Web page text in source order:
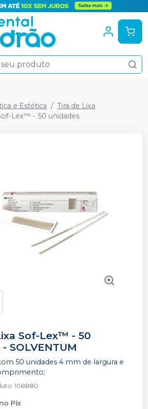
e Estética
Tira de Lixa
Lex™ - 50 unidades
Sof-Lex™ - 50
- SOLVENTUM
50 unidades 4 mm de largura e
: 108880
no Pix